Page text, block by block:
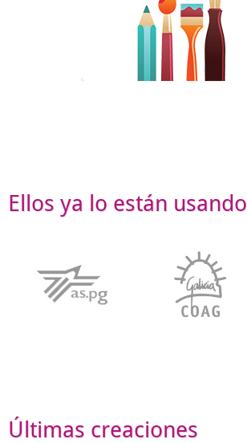
Ellos ya lo están usando
Últimas creaciones